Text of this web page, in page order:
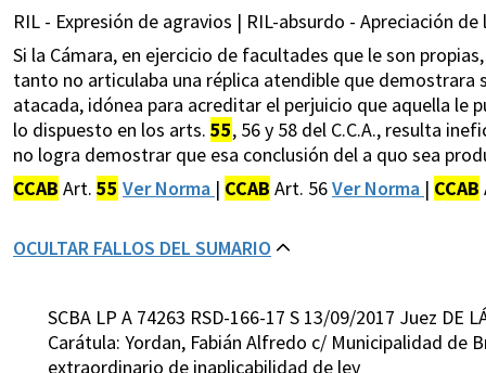
RIL - Expresión de agravios | RIL-absurdo - Apreciación de
Si la Cámara, en ejercicio de facultades que le son
tanto no articulaba una réplica atendible que
atacada, idónea para acreditar el perjuicio que aquella
lo dispuesto en los arts. 55, 56 y 58 del C.C.A., resulta
no logra demostrar que esa conclusión del a quo sea
CCAB Art. 55 Ver Norma | CCAB Art. 56Ver Norma | CCAB
OCULTAR FALLOS DEL SUMARIO
SCBA LP A 74263 RSD-166-17 S 13/09/2017 Juez DE
Carátula: Yordan, Fabián Alfredo c/ Municipalidad
extraordinario de inaplicabilidad de ley